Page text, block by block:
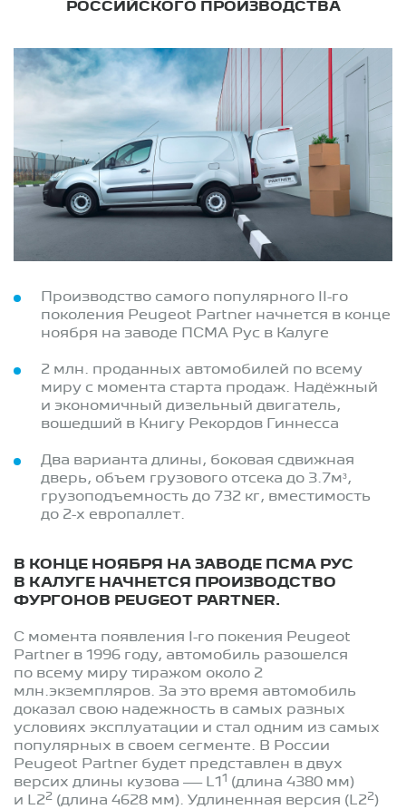
РОССИЙСКОГО ПРОИЗВОДСТВА
Производство самого популярного II-го
поколения Peugeot Partner начнется в конце
ноября на заводе ПСМА Рус в Калуге
2 млн. проданных автомобилей по всему
миру с момента старта продаж. Надёжный
и экономичный дизельный двигатель,
вошедший в Книгу Рекордов Гиннесса
Два варианта длины, боковая сдвижная
дверь, объем грузового отсека до 3.7м³,
грузоподъемность до 732 кг, вместимость
до 2-х европаллет.
В КОНЦЕ НОЯБРЯ НА ЗАВОДЕ ПСМА РУС
В КАЛУГЕ НАЧНЕТСЯ ПРОИЗВОДСТВО
ФУРГОНОВ PEUGEOT PARTNER.
С момента появления I-го покения Peugeot
Partner в 1996 году, автомобиль разошелся
по всему миру тиражом около 2
млн.экземпляров. За это время автомобиль
доказал свою надежность в самых разных
условиях эксплуатации и стал одним из самых
популярных в своем сегменте. В России
Peugeot Partner будет представлен в двух
версих длины кузова — L1 1
(длина 4380 мм)
и L22 (длина 4628 мм). Удлиненная версия (L22 )